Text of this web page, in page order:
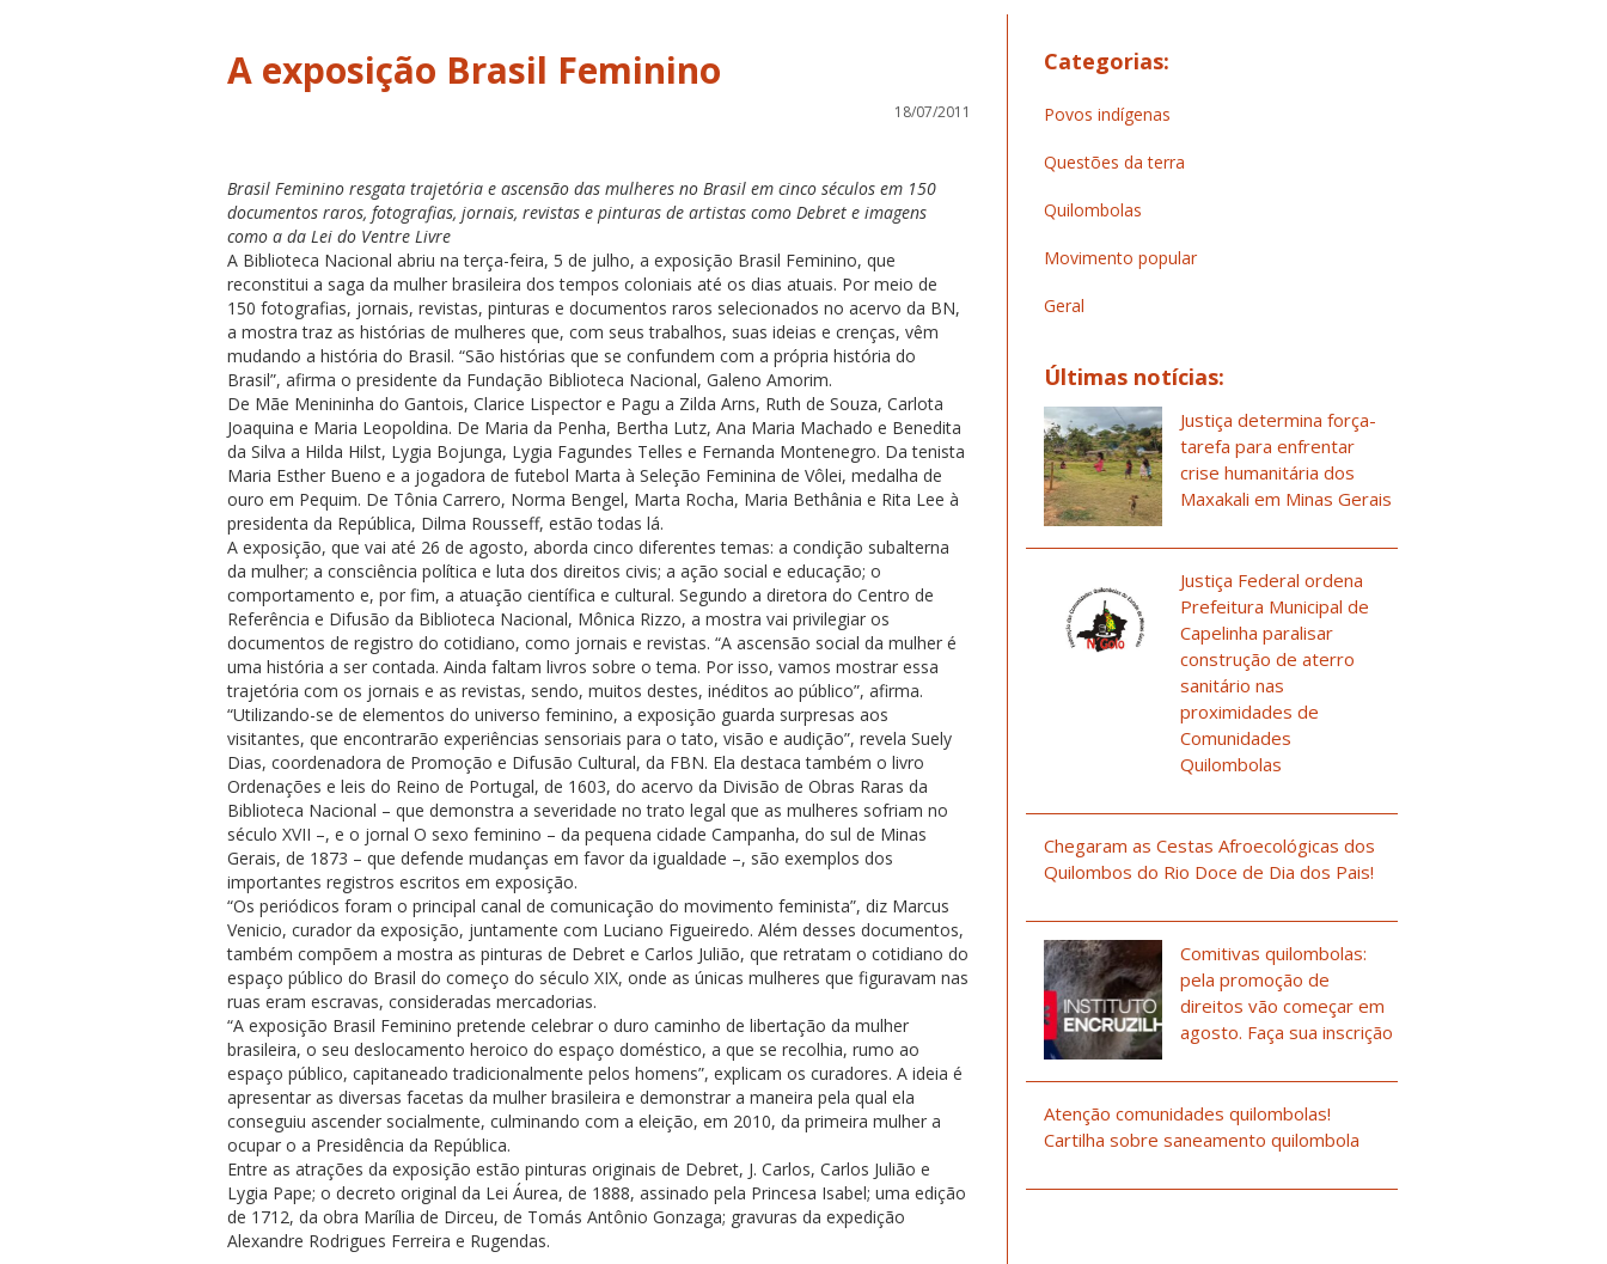
A exposição Brasil Feminino
18/07/2011
Brasil Feminino resgata trajetória e ascensão das mulheres no Brasil em cinco séculos em 150
documentos raros, fotografias, jornais, revistas e pinturas de artistas como Debret e imagens
como a da Lei do Ventre Livre
A Biblioteca Nacional abriu na terça-feira, 5 de julho, a exposição Brasil Feminino, que
reconstitui a saga da mulher brasileira dos tempos coloniais até os dias atuais. Por meio de
150 fotografias, jornais, revistas, pinturas e documentos raros selecionados no acervo da BN,
a mostra traz as histórias de mulheres que, com seus trabalhos, suas ideias e crenças, vêm
mudando a história do Brasil. “São histórias que se confundem com a própria história do
Brasil”, afirma o presidente da Fundação Biblioteca Nacional, Galeno Amorim.
De Mãe Menininha do Gantois, Clarice Lispector e Pagu a Zilda Arns, Ruth de Souza, Carlota
Joaquina e Maria Leopoldina. De Maria da Penha, Bertha Lutz, Ana Maria Machado e Benedita
da Silva a Hilda Hilst, Lygia Bojunga, Lygia Fagundes Telles e Fernanda Montenegro. Da tenista
Maria Esther Bueno e a jogadora de futebol Marta à Seleção Feminina de Vôlei, medalha de
ouro em Pequim. De Tônia Carrero, Norma Bengel, Marta Rocha, Maria Bethânia e Rita Lee à
presidenta da República, Dilma Rousseff, estão todas lá.
A exposição, que vai até 26 de agosto, aborda cinco diferentes temas: a condição subalterna
da mulher; a consciência política e luta dos direitos civis; a ação social e educação; o
comportamento e, por fim, a atuação científica e cultural. Segundo a diretora do Centro de
Referência e Difusão da Biblioteca Nacional, Mônica Rizzo, a mostra vai privilegiar os
documentos de registro do cotidiano, como jornais e revistas. “A ascensão social da mulher é
uma história a ser contada. Ainda faltam livros sobre o tema. Por isso, vamos mostrar essa
trajetória com os jornais e as revistas, sendo, muitos destes, inéditos ao público”, afirma.
“Utilizando-se de elementos do universo feminino, a exposição guarda surpresas aos
visitantes, que encontrarão experiências sensoriais para o tato, visão e audição”, revela Suely
Dias, coordenadora de Promoção e Difusão Cultural, da FBN. Ela destaca também o livro
Ordenações e leis do Reino de Portugal, de 1603, do acervo da Divisão de Obras Raras da
Biblioteca Nacional – que demonstra a severidade no trato legal que as mulheres sofriam no
século XVII –, e o jornal O sexo feminino – da pequena cidade Campanha, do sul de Minas
Gerais, de 1873 – que defende mudanças em favor da igualdade –, são exemplos dos
importantes registros escritos em exposição.
“Os periódicos foram o principal canal de comunicação do movimento feminista”, diz Marcus
Venicio, curador da exposição, juntamente com Luciano Figueiredo. Além desses documentos,
também compõem a mostra as pinturas de Debret e Carlos Julião, que retratam o cotidiano do
espaço público do Brasil do começo do século XIX, onde as únicas mulheres que figuravam nas
ruas eram escravas, consideradas mercadorias.
“A exposição Brasil Feminino pretende celebrar o duro caminho de libertação da mulher
brasileira, o seu deslocamento heroico do espaço doméstico, a que se recolhia, rumo ao
espaço público, capitaneado tradicionalmente pelos homens”, explicam os curadores. A ideia é
apresentar as diversas facetas da mulher brasileira e demonstrar a maneira pela qual ela
conseguiu ascender socialmente, culminando com a eleição, em 2010, da primeira mulher a
ocupar o a Presidência da República.
Entre as atrações da exposição estão pinturas originais de Debret, J. Carlos, Carlos Julião e
Lygia Pape; o decreto original da Lei Áurea, de 1888, assinado pela Princesa Isabel; uma edição
de 1712, da obra Marília de Dirceu, de Tomás Antônio Gonzaga; gravuras da expedição
Alexandre Rodrigues Ferreira e Rugendas.
Categorias:
Povos indígenas
Questões da terra
Quilombolas
Movimento popular
Geral
Últimas notícias:
Justiça determina força-
tarefa para enfrentar
crise humanitária dos
Maxakali em Minas Gerais
Justiça Federal ordena
Prefeitura Municipal de
Capelinha paralisar
construção de aterro
sanitário nas
proximidades de
Comunidades
Quilombolas
Chegaram as Cestas Afroecológicas dos
Quilombos do Rio Doce de Dia dos Pais!
Comitivas quilombolas:
pela promoção de
direitos vão começar em
agosto. Faça sua inscrição
Atenção comunidades quilombolas!
Cartilha sobre saneamento quilombola